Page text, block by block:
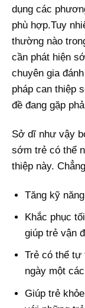
dụng các
phù hợp.Tuy
thường nào
cần phát hiện
chuyên gia
pháp can thiệp
đề đang gặp
Sở dĩ như vậy
sớm trẻ có thể
thiệp này.
Tăng kỹ
Khắc phục
giúp trẻ vận
Trẻ có thể tự
ngày một
Giúp trẻ